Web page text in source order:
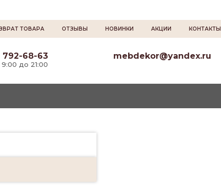
ТОВАРА ОТЗЫВЫ НОВИНКИ АКЦИИ КОНТАКТЫ
792-68-63
до 21:00
mebdekor@yandex.ru